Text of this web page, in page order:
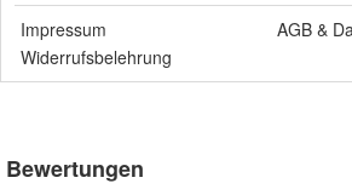
Impressum
AGB &
Widerrufsbelehrung
Bewertungen